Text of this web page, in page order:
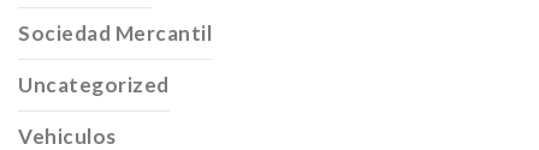
Sociedad Mercantil
Uncategorized
Vehiculos